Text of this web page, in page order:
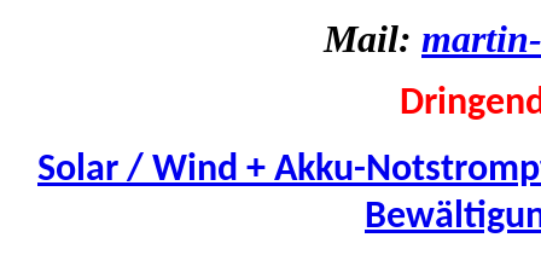
Mail:
Solar / Wind + Akku-